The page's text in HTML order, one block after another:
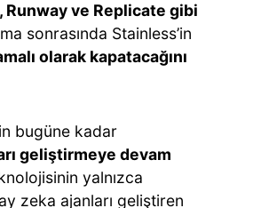
Runway ve Replicate gibi
sonrasında Stainless’in
olarak kapatacağını
bugüne kadar
geliştirmeye devam
yalnızca
zeka ajanları geliştiren